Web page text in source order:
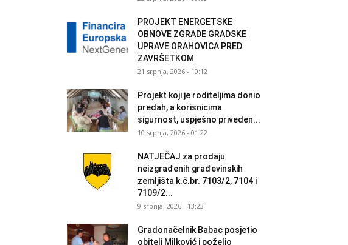
PROJEKT ENERGETSKE
OBNOVE ZGRADE GRADSKE
UPRAVE ORAHOVICA PRED
ZAVRŠETKOM
21 srpnja, 2026 - 10:12
Projekt koji je roditeljima donio
predah, a korisnicima
sigurnost, uspješno priveden...
10 srpnja, 2026 - 01:22
NATJEČAJ za prodaju
neizgrađenih građevinskih
zemljišta k.č.br. 7103/2, 7104 i
7109/2...
9 srpnja, 2026 - 13:23
Gradonačelnik Babac posjetio
obitelj Milković i poželio